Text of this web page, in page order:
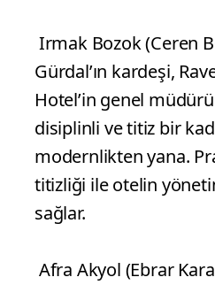
Irmak Bozok (Ceren
Gürdal’ın kardeşi,
Hotel’in genel
disiplinli ve titiz bir
modernlikten yana.
titizliği ile otelin
sağlar.
Afra Akyol (Ebrar